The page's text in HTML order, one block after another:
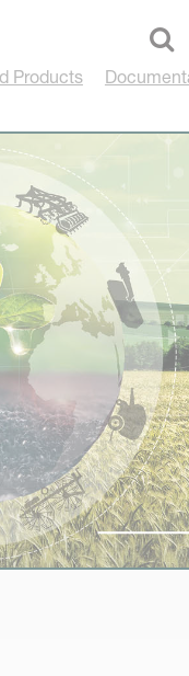
Products